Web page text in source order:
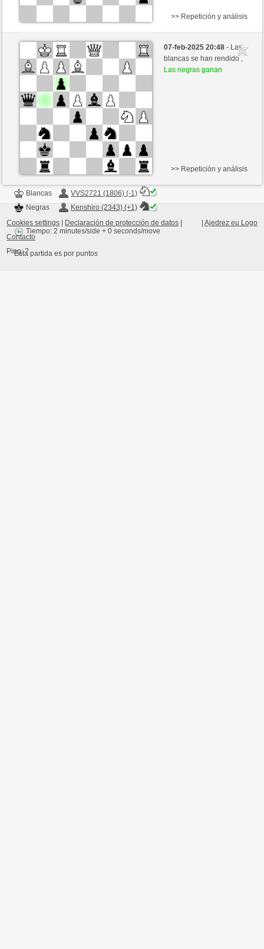
Blancas
Kshin (2095) (-6)
Negras
Kenshiro (2344) (+6)
Tiempo: 2 minutes/side + 0 seconds/move
Esta partida es por puntos
>> Repetición y análisis
07-feb-2025 20:48- Las
blancas se han rendido ,
Las negras ganan
Blancas
VVS2721 (1806) (-1)
Negras
Kenshiro (2343) (+1)
Tiempo: 2 minutes/side + 0 seconds/move
Esta partida es por puntos
>> Repetición y análisis
Ajedrez eu Logo
Cookies settings Declaración de protección de datos
Contacto
Ping:?